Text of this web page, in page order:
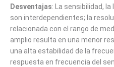
Desventajas: La sensibilidad,
son interdependientes; la
relacionada con el rango de
amplio resulta en una menor
una alta estabilidad de la
respuesta en frecuencia del